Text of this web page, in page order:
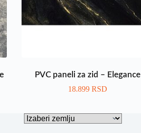
PVC paneli za zid – Elegance
18.899 RSD